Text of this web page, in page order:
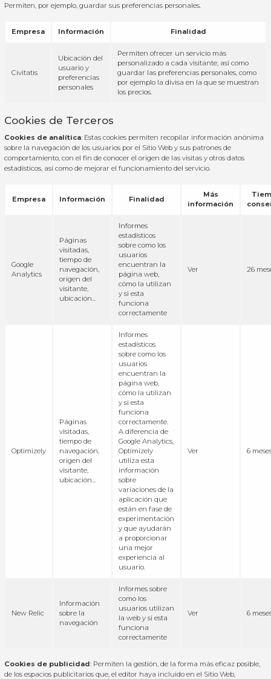
Permiten, por ejemplo, guardar sus preferencias personales.
Empresa Información Finalidad
Civitatis
Ubicación del
usuario y
preferencias
personales
Permiten ofrecer un servicio más
personalizado a cada visitante, así como
guardar las preferencias personales, como
por ejemplo la divisa en la que se muestran
los precios.
Cookies de Terceros
Cookies de analítica: Estas cookies permiten recopilar información anónima
sobre la navegación de los usuarios por el Sitio Web y sus patrones de
comportamiento, con el fin de conocer el origen de las visitas y otros datos
estadísticos, así como de mejorar el funcionamiento del servicio.
Empresa Información Finalidad
Más
información
Google
Analytics
Páginas
visitadas,
tiempo de
navegación,
origen del
visitante,
ubicación...
Informes
estadísticos
sobre como los
usuarios
encuentran la
página web,
cómo la utilizan
y si esta
funciona
correctamente
Ver 26
Optimizely
Páginas
visitadas,
tiempo de
navegación,
origen del
visitante,
ubicación...
Informes
estadísticos
sobre como los
usuarios
encuentran la
página web,
cómo la utilizan
y si esta
funciona
correctamente.
A diferencia de
Google Analytics,
Optimizely
utiliza esta
información
sobre
variaciones de la
aplicación que
están en fase de
experimentación
y que ayudarán
a proporcionar
una mejor
experiencia al
usuario.
Ver 6
New Relic
Información
sobre la
navegación
Informes sobre
como los
usuarios utilizan
la web y si esta
funciona
correctamente
Ver 6
Cookies de publicidad: Permiten la gestión, de la forma más eficaz posible,
de los espacios publicitarios que, el editor haya incluido en el Sitio Web,